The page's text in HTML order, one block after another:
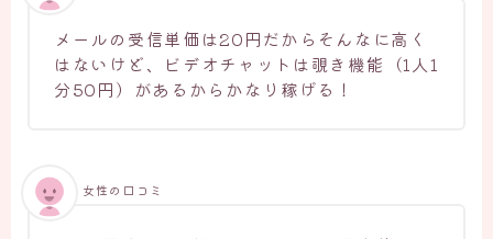
メールの受信単価は20円だからそんなに高く
はないけど、ビデオチャットは覗き機能（1人1
分50円）があるからかなり稼げる！
女性の口コミ